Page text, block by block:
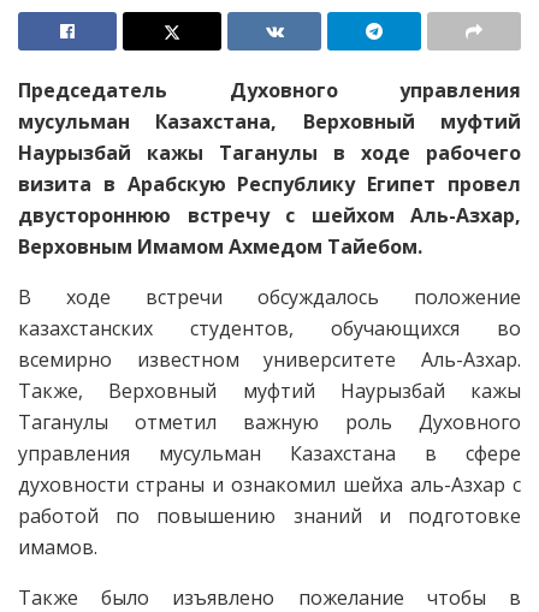
Председатель Духовного управления
мусульман Казахстана, Верховный муфтий
Наурызбай кажы Таганулы в ходе рабочего
визита в Арабскую Республику Египет провел
двустороннюю встречу с шейхом Аль-Азхар,
Верховным Имамом Ахмедом Тайебом.
В ходе встречи обсуждалось положение
казахстанских студентов, обучающихся во
всемирно известном университете Аль-Азхар.
Также, Верховный муфтий Наурызбай кажы
Таганулы отметил важную роль Духовного
управления мусульман Казахстана в сфере
духовности страны и ознакомил шейха аль-Азхар с
работой по повышению знаний и подготовке
имамов.
Также было изъявлено пожелание чтобы в